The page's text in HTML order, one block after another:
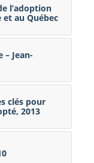
l’adoption
et au Québec
– Jean-
clés pour
2013